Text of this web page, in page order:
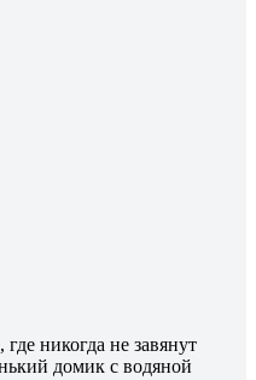
никогда не завянут
домик с водяной